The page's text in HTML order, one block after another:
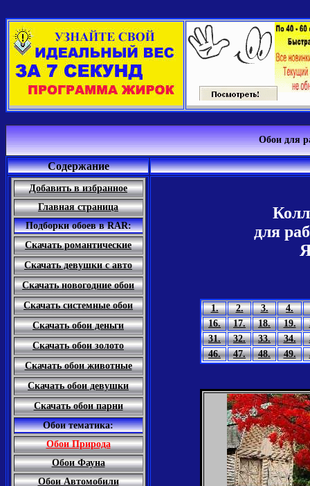
Обои для
Содержание
Добавить в избранное
Главная страница
Подборки обоев в RAR:
Скачать романтические
Скачать девушки с авто
Скачать новогодние обои
Скачать системные обои
Скачать обои деньги
Скачать обои золото
Скачать обои животные
Скачать обои девушки
Скачать обои парни
Обои тематика:
Обои Природа
Обои Фауна
Обои Автомобили
для
1. 2. 3.
4.
16.
17. 18. 19.
31.
32. 33. 34.
46.
47. 48. 49.